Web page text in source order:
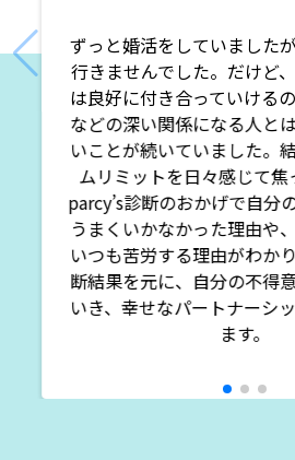
ずっと婚活をしていました
行きませんでした。だけど
は良好に付き合っていける
などの深い関係になる人と
いことが続いていました。
ムリミットを日々感じて焦
parcy’s診断のおかげで自分
うまくいかなかった理由や
いつも苦労する理由がわか
断結果を元に、自分の不得
いき、幸せなパートナーシ
ます。